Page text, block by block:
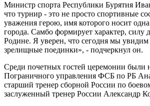
Министр спорта Республики Бурятия
что турнир - это не просто спортивные
уважения герою, имя которого носит
города. Самбо формирует характер, силу
Родине. Я уверен, что сегодня мы увидим
зрелищные поединки», - подчеркнул он.
Среди почетных гостей церемонии были
Пограничного управления ФСБ по РБ
старший тренер сборной России по
заслуженный тренер России Александр